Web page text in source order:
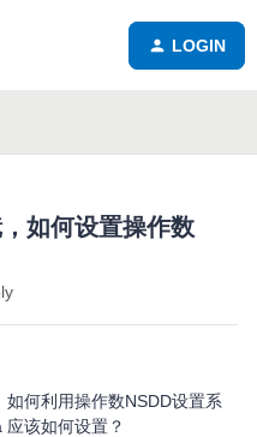
LOGIN
如何设置操作数
何利用操作数NSDD设置系
该如何设置？